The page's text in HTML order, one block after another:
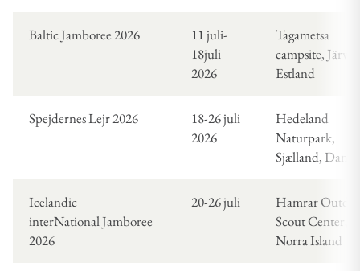
Baltic Jamboree 2026
11 juli-
18juli
2026
Tagametsa
campsite,
Estland
Spejdernes Lejr 2026
18-26 juli
2026
Hedeland
Naturpark,
Sjælland,
Icelandic
interNational Jamboree
2026
20-26 juli
Hamrar
Scout Center,
Norra Island